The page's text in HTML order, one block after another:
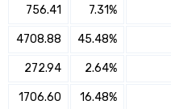
7.31%
756.41
45.48%
4708.88
2.64%
272.94
16.48%
1706.60